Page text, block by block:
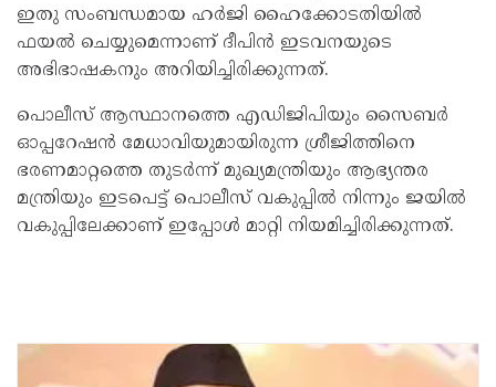
ഇതു സംബന്ധമായ ഹർജി ഹൈക്കോടതിയിൽ
ഫയൽ ചെയ്യുമെന്നാണ് ദീപിൻ ഇടവനയുടെ
അഭിഭാഷകനും അറിയിച്ചിരിക്കുന്നത്.
പൊലീസ് ആസ്ഥാനത്തെ എഡിജിപിയും സൈബർ
ഓപ്പറേഷൻ മേധാവിയുമായിരുന്ന ശ്രീജിത്തിനെ
ഭരണമാറ്റത്തെ തുടർന്ന് മുഖ്യമന്ത്രിയും ആഭ്യന്തര
മന്ത്രിയും ഇടപെട്ട് പൊലീസ് വകുപ്പിൽ നിന്നും ജയിൽ
വകുപ്പിലേക്കാണ് ഇപ്പോൾ മാറ്റി നിയമിച്ചിരിക്കുന്നത്.